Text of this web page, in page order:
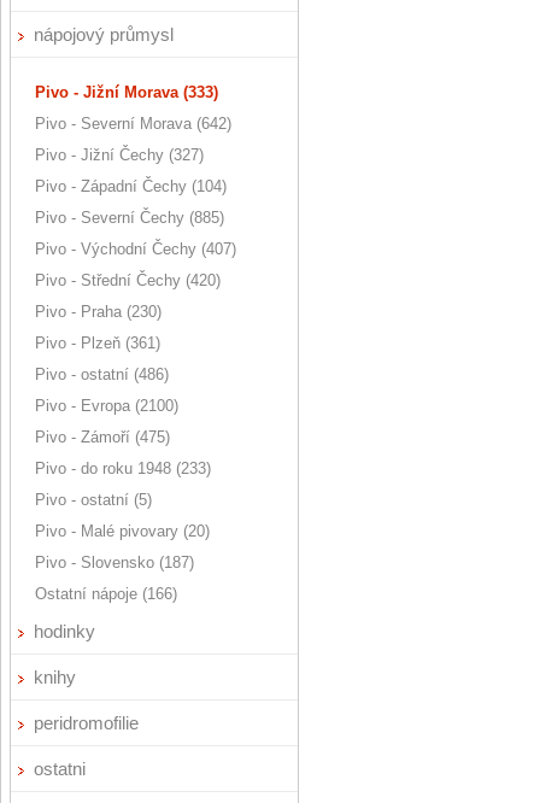
nápojový průmysl
Pivo - Jižní Morava (333)
Pivo - Severní Morava (642)
Pivo - Jižní Čechy (327)
Pivo - Západní Čechy (104)
Pivo - Severní Čechy (885)
Pivo - Východní Čechy (407)
Pivo - Střední Čechy (420)
Pivo - Praha (230)
Pivo - Plzeň (361)
Pivo - ostatní (486)
Pivo - Evropa (2100)
Pivo - Zámoří (475)
Pivo - do roku 1948 (233)
Pivo - ostatní (5)
Pivo - Malé pivovary (20)
Pivo - Slovensko (187)
Ostatní nápoje (166)
hodinky
knihy
peridromofilie
ostatni